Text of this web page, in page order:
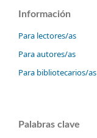
Información
Para lectores/as
Para autores/as
Para bibliotecarios/as
Palabras clave